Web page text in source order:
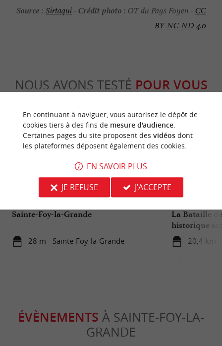
Source : Sirtaqui-Crédit photo : OT du Pays Foyen -CC
BY-NC-ND 4.0
NOUS AVONS TESTÉ POUR VOUS
Sainte-Foy-la-Grande
28 m - Sainte-Foy-la-Grande
Culturelle
La Bataille
historique
20,4 km
ÉVÈNEMENTS À SAINTE-FOY-LA-
GRANDE
En continuant à naviguer, vous autorisez le dépôt de
cookies tiers à des fins de mesure d'audience.
Certaines pages du site proposent des vidéosdont
les plateformes déposent également des cookies.
EN SAVOIR PLUS
JE REFUSE
J'ACCEPTE